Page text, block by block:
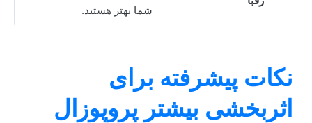
شما بهتر هستید.
پیشرفته برای
بیشتر پروپوزال